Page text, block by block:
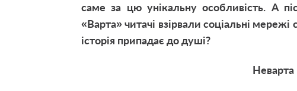
саме за цю унікальну особливість. А
«Варта» читачі взірвали соціальні
історія припадає до душі?
Неварта